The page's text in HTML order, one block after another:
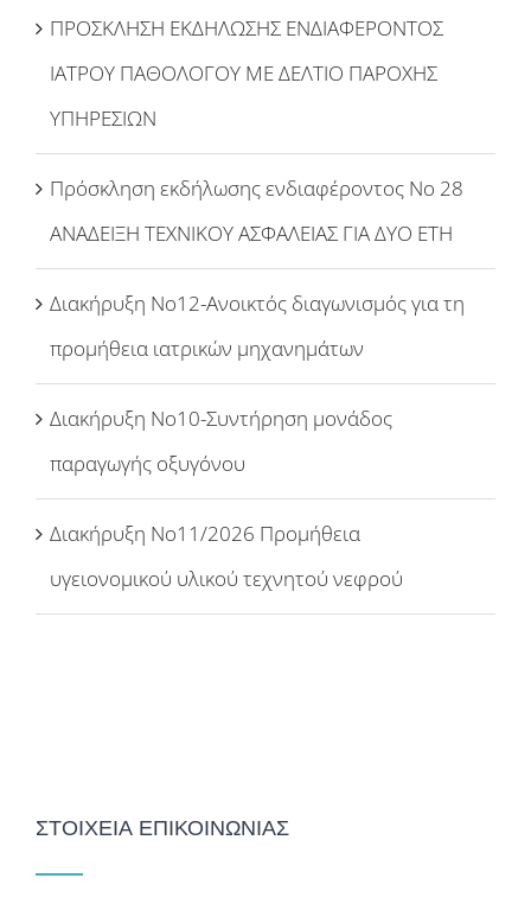
ΠΡΟΣΚΛΗΣΗ ΕΚΔΗΛΩΣΗΣ ΕΝΔΙΑΦΕΡΟΝΤΟΣ
ΙΑΤΡΟΥ ΠΑΘΟΛΟΓΟΥ ΜΕ ΔΕΛΤΙΟ ΠΑΡΟΧΗΣ
ΥΠΗΡΕΣΙΩΝ
Πρόσκληση εκδήλωσης ενδιαφέροντος Νο 28
ΑΝΑΔΕΙΞΗ ΤΕΧΝΙΚΟΥ ΑΣΦΑΛΕΙΑΣ ΓΙΑ ΔΥΟ ΕΤΗ
Διακήρυξη Νο12-Ανοικτός διαγωνισμός για τη
προμήθεια ιατρικών μηχανημάτων
Διακήρυξη Νο10-Συντήρηση μονάδος
παραγωγής οξυγόνου
Διακήρυξη Νο11/2026 Προμήθεια
υγειονομικού υλικού τεχνητού νεφρού
ΣΤΟΙΧΕΙΑ ΕΠΙΚΟΙΝΩΝΙΑΣ